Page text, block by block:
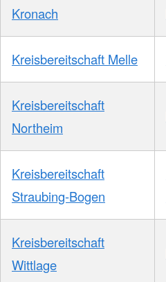
Kronach
Kreisbereitschaft Melle
Kreisbereitschaft
Northeim
Kreisbereitschaft
Straubing-Bogen
Kreisbereitschaft
Wittlage